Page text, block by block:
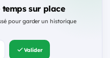
sur place
pour garder un historique
Valider